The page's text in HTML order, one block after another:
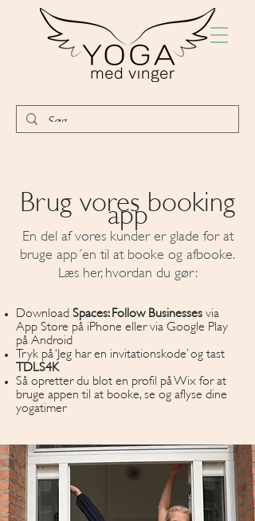
Brug vores booking
app
En del af vores kunder er glade for at
bruge app´en til at booke og afbooke.
Læs her, hvordan du gør:
Download Spaces: Follow Businesses via
App Store på iPhone eller via Google Play
på Android
Tryk på ‘Jeg har en invitationskode’ og tast
TDLS4K
Så opretter du blot en profil på Wix for at
bruge appen til at booke, se og aflyse dine
yogatimer